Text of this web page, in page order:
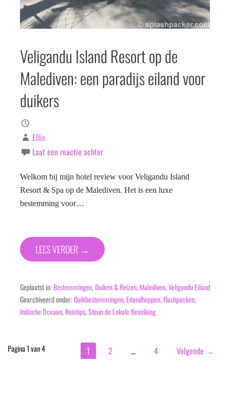
Veligandu Island Resort op de
Malediven: een paradijs eiland voor
duikers
Ellis
Laat een reactie achter
Welkom bij mijn hotel review voor Veligandu Island
Resort & Spa op de Malediven. Het is een luxe
bestemming voor…
LEES VERDER →
Geplaatst in:Bestemmingen, Duiken & Reizen, Malediven,Veligandu Eiland
Gearchiveerd onder:Duikbestemmingen, Eilandhoppen, Flashpacken,
Indische Oceaan, Reistips,Steun de Lokale Bevolking
Bericht
Pagina 1 van 4 1 2 … 4 Volgende →